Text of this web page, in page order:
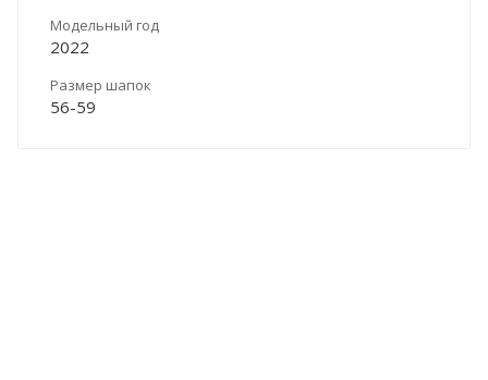
Модельный год
2022
Размер шапок
56-59